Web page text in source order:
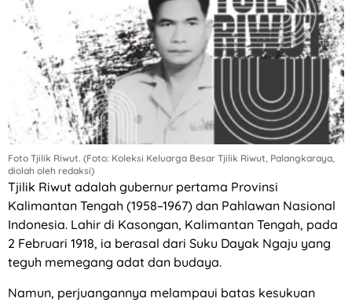
Foto Tjilik Riwut. (Foto: Koleksi Keluarga Besar Tjilik Riwut, Palangkaraya,
diolah oleh redaksi)
Tjilik Riwut adalah gubernur pertama Provinsi
Kalimantan Tengah (1958–1967) dan Pahlawan Nasional
Indonesia. Lahir di Kasongan, Kalimantan Tengah, pada
2 Februari 1918, ia berasal dari Suku Dayak Ngaju yang
teguh memegang adat dan budaya.
Namun, perjuangannya melampaui batas kesukuan